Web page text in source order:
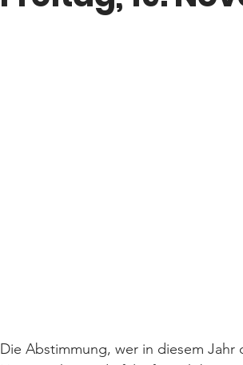
Die Abstimmung, wer in diesem Jahr